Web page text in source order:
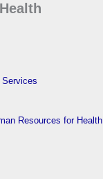
Resources for Health